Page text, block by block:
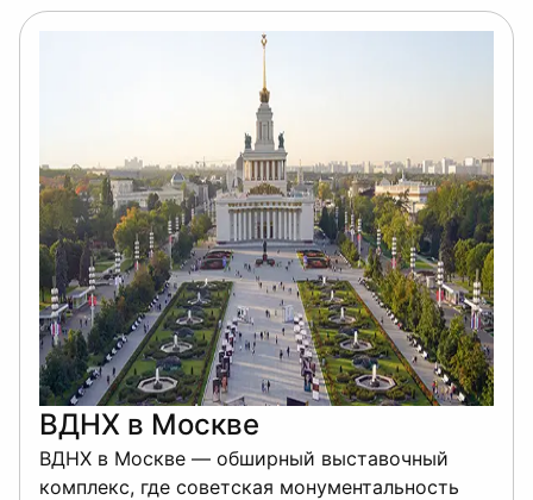
ВДНХ в Москве
ВДНХ в Москве — обширный выставочный
комплекс, где советская монументальность